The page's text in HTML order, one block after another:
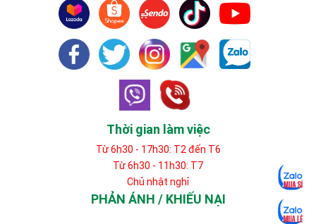
Thời gian làm việc
Từ 6h30 - 17h30: T2 đến T6
Từ 6h30 - 11h30: T7
Chủ nhật nghỉ
PHẢN ÁNH / KHIẾU NẠI